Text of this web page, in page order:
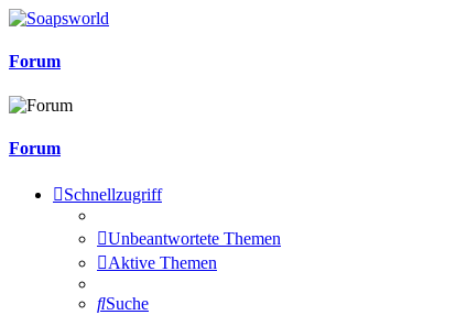
Forum
Forum
Schnellzugriff
Unbeantwortete Themen
Aktive Themen
Suche